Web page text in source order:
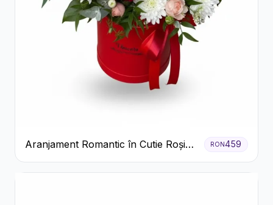
Aranjament Romantic în Cutie Roșie
cu Trandafiri și Crizanteme
RON459